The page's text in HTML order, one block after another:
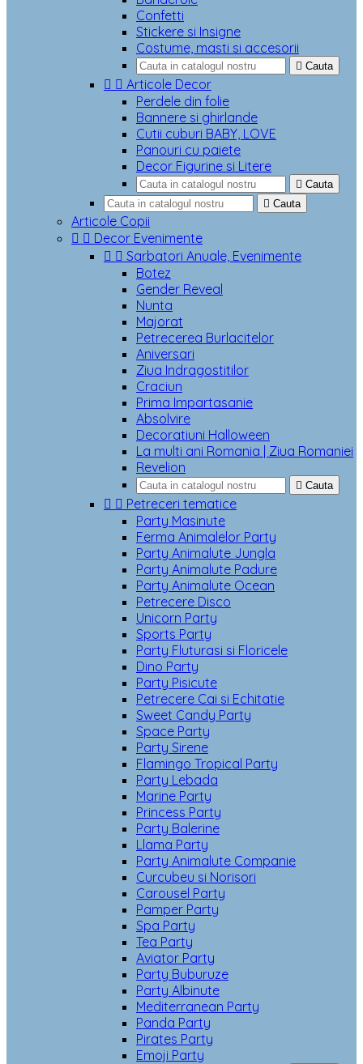
Confetti
Stickere si Insigne
Costume, masti si accesorii
 Cauta
  Articole Decor
Perdele din folie
Bannere si ghirlande
Cutii cuburi BABY, LOVE
Panouri cu paiete
Decor Figurine si Litere
 Cauta
 Cauta
Articole Copii
  Decor Evenimente
  Sarbatori Anuale, Evenimente
Botez
Gender Reveal
Nunta
Majorat
Petrecerea Burlacitelor
Aniversari
Ziua Indragostitilor
Craciun
Prima Impartasanie
Absolvire
Decoratiuni Halloween
La multi ani Romania | Ziua Romaniei
Revelion
 Cauta
  Petreceri tematice
Party Masinute
Ferma Animalelor Party
Party Animalute Jungla
Party Animalute Padure
Party Animalute Ocean
Petrecere Disco
Unicorn Party
Sports Party
Party Fluturasi si Floricele
Dino Party
Party Pisicute
Petrecere Cai si Echitatie
Sweet Candy Party
Space Party
Party Sirene
Flamingo Tropical Party
Party Lebada
Marine Party
Princess Party
Party Balerine
Llama Party
Party Animalute Companie
Curcubeu si Norisori
Carousel Party
Pamper Party
Spa Party
Tea Party
Aviator Party
Party Buburuze
Party Albinute
Mediterranean Party
Panda Party
Pirates Party
Emoji Party